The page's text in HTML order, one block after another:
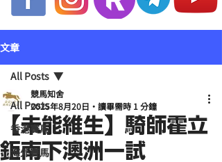
文章
All Posts
香港賽馬
海外賽馬
All Posts
【未能維生】騎師霍立
鉅南下澳洲一試
競馬知舍
2025年8月20日
讀畢需時 1 分鐘